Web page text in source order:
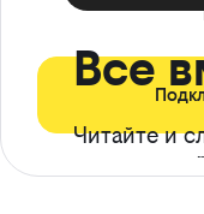
Все
Читайте и